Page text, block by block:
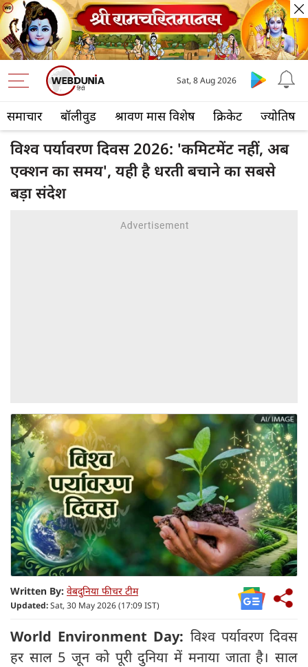
समाचार बॉलीवुड श्रावण मास विशेष क्रिकेट ज्योतिष
Sat, 8 Aug 2026
विश्व पर्यावरण दिवस 2026: 'कमिटमेंट नहीं, अब
एक्शन का समय', यही है धरती बचाने का सबसे
बड़ा संदेश
Written By: वेबदुनिया फीचर टीम
Updated:Sat, 30 May 2026 (17:09 IST)
World Environment Day: विश्व पर्यावरण दिवस
हर साल 5 जून को पूरी दुनिया में मनाया जाता है। साल